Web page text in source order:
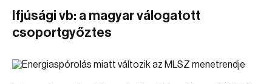
Ifjúsági vb: a magyar válogatott
csoportgyőztes